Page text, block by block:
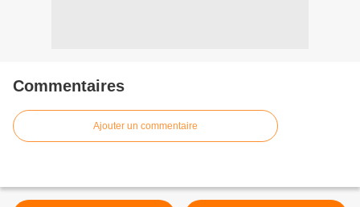
Commentaires
Ajouter un commentaire